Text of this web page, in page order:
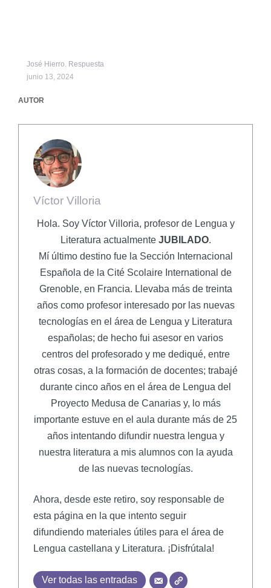
José Hierro. Respuesta
junio 13, 2024
AUTOR
Víctor Villoria
Hola. Soy Víctor Villoria, profesor de Lengua y
Literatura actualmente JUBILADO.
Mí último destino fue la Sección Internacional
Española de la Cité Scolaire International de
Grenoble, en Francia. Llevaba más de treinta
años como profesor interesado por las nuevas
tecnologías en el área de Lengua y Literatura
españolas; de hecho fui asesor en varios
centros del profesorado y me dediqué, entre
otras cosas, a la formación de docentes; trabajé
durante cinco años en el área de Lengua del
Proyecto Medusa de Canarias y, lo más
importante estuve en el aula durante más de 25
años intentando difundir nuestra lengua y
nuestra literatura a mis alumnos con la ayuda
de las nuevas tecnologías.
Ahora, desde este retiro, soy responsable de
esta página en la que intento seguir
difundiendo materiales útiles para el área de
Lengua castellana y Literatura. ¡Disfrútala!
Ver todas las entradas